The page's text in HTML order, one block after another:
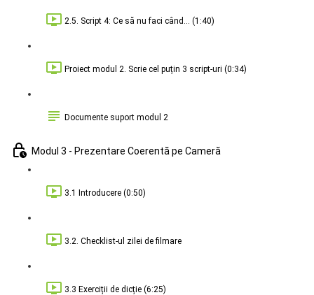
2.5. Script 4: Ce să nu faci când... (1:40)
Proiect modul 2. Scrie cel puțin 3 script-uri (0:34)
Documente suport modul 2
Modul 3 - Prezentare Coerentă pe Cameră
3.1 Introducere (0:50)
3.2. Checklist-ul zilei de filmare
3.3 Exerciții de dicție (6:25)